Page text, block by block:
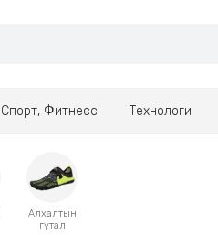
Спорт, Фитнесс Технологи
Алхалтын
гутал